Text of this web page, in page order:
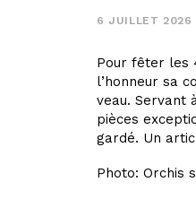
6 JUILLET 2026
Pour fêter les
l’honneur sa
veau. Servant
pièces
gardé. Un
Photo: Orchis